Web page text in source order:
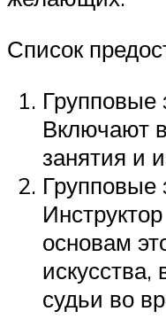
Список
Групповые
Включают
занятия и
Групповые
основам
искусства,
судьи во